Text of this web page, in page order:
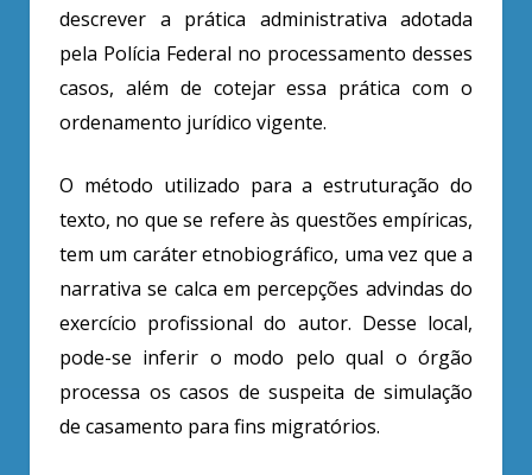
descrever a prática administrativa adotada
pela Polícia Federal no processamento desses
casos, além de cotejar essa prática com o
ordenamento jurídico vigente.
O método utilizado para a estruturação do
texto, no que se refere às questões empíricas,
tem um caráter etnobiográfico, uma vez que a
narrativa se calca em percepções advindas do
exercício profissional do autor. Desse local,
pode-se inferir o modo pelo qual o órgão
processa os casos de suspeita de simulação
de casamento para fins migratórios.